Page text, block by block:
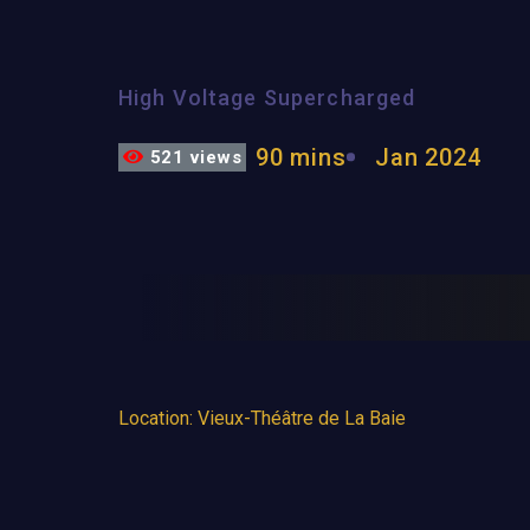
High Voltage Supercharged
521 views 90 mins Jan 2024
Location: Vieux-Théâtre de La Baie